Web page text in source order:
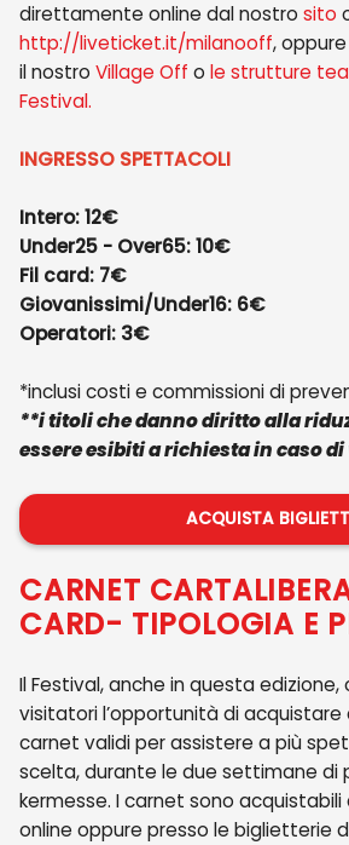
direttamente online dal nostro sito
http://liveticket.it/milanooff,
il nostro Village Off o le strutture
Festival.
INGRESSO SPETTACOLI
Intero: 12€
Under25 - Over65: 10€
Fil card: 7€
Giovanissimi/Under16: 6€
Operatori: 3€
*inclusi costi e commissioni di
**i titoli che danno diritto alla
essere esibiti a richiesta in caso
ACQUISTA
CARNET
CARD- TIPOLOGIA E
Il Festival, anche in questa edizione,
visitatori l’opportunità di
carnet validi per assistere a più
scelta, durante le due settimane di
kermesse. I carnet sono
online oppure presso le biglietterie